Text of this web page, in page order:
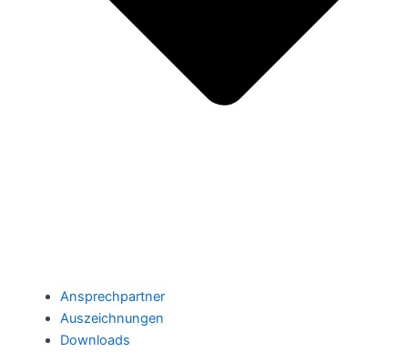
Ansprechpartner
Auszeichnungen
Downloads